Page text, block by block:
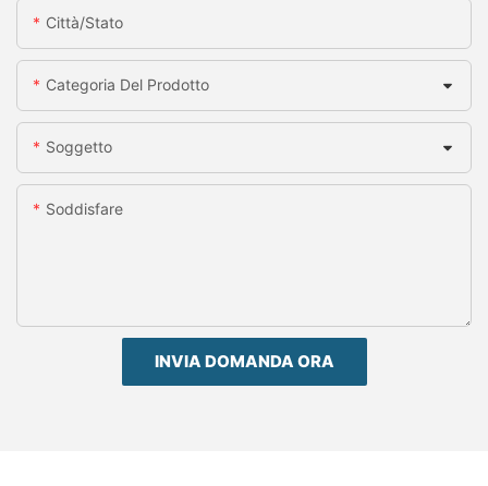
Città/stato
Categoria Del Prodotto
Soggetto
Soddisfare
INVIA DOMANDA ORA